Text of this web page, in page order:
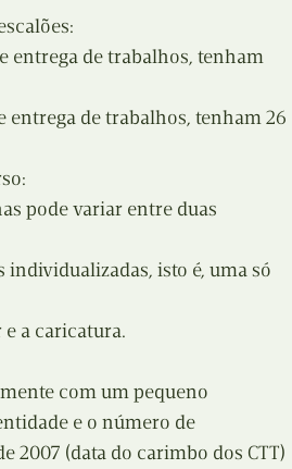
Estudos
Óbitos
Para BD
Publicações em periódicos
Recolha
Reedição
entrega de trabalhos, tenham
entrega de trabalhos, tenham 26
pode variar entre duas
individualizadas, isto é, uma só
a caricatura.
com um pequeno
e o número de
2007 (data do carimbo dos CTT)